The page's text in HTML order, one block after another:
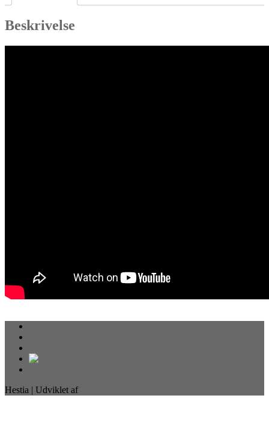
Beskrivelse
Hestia | Udviklet af